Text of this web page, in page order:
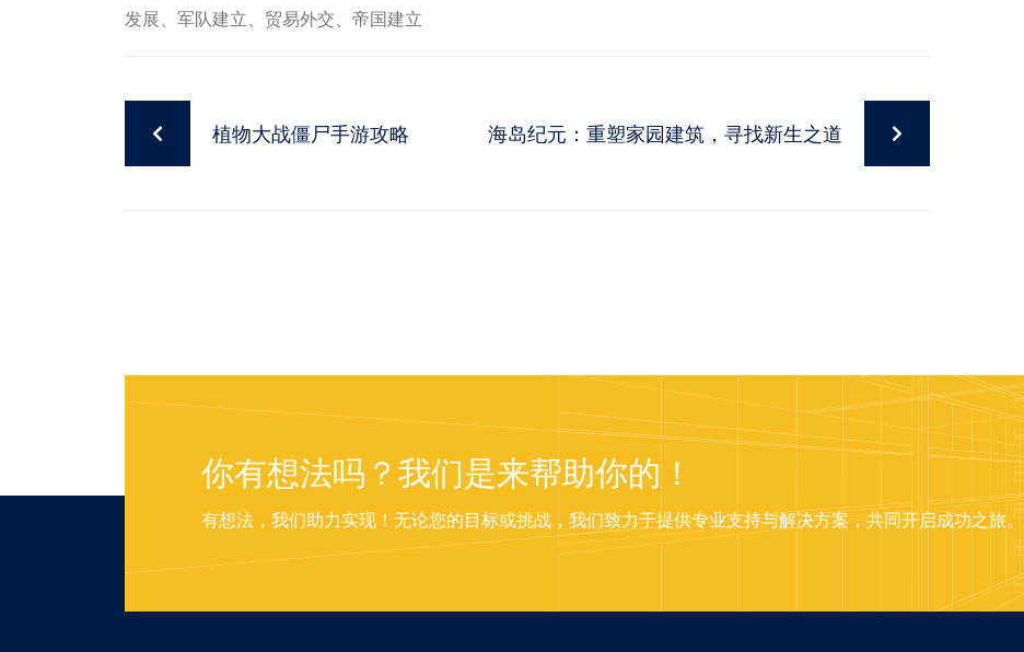
发展、军队建立、贸易外交、帝国建立
植物大战僵尸手游攻略 海岛纪元：重塑家园建筑，寻找新生之道
你有想法吗？我们是来帮助你的！
有想法，我们助力实现！无论您的目标或挑战，我们致力于提供专业支持与解决方案，共同开启成功之旅。